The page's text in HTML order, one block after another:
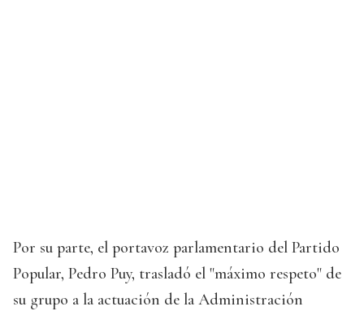
Por su parte, el portavoz parlamentario del Partido
Popular, Pedro Puy, trasladó el "máximo respeto" de
su grupo a la actuación de la Administración